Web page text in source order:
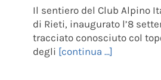
Il sentiero del Club Alpino
di Rieti, inaugurato l’8
tracciato conosciuto col
degli [continua ...]